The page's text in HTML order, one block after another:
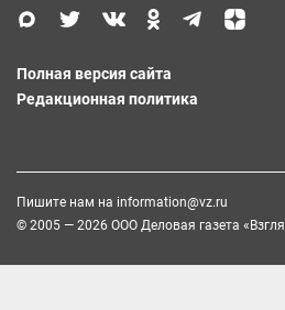
Полная версия сайта
Редакционная политика
Пишите нам на information@vz.ru
© 2005 — 2026 ООО Деловая газета